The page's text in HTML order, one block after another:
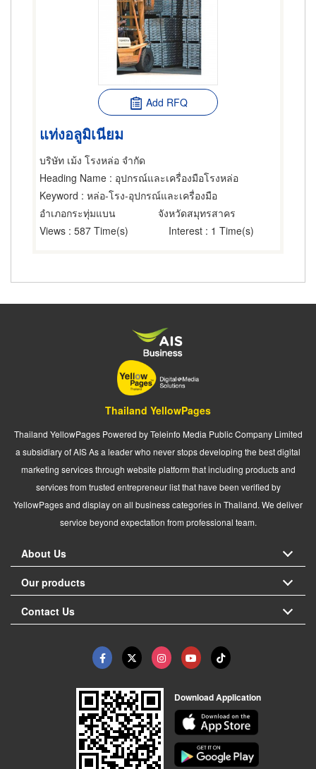
Add RFQ
แท่งอลูมิเนียม
บริษัท เม้ง โรงหล่อ จำกัด
Heading Name : อุปกรณ์และเครื่องมือโรงหล่อ
Keyword : หล่อ-โรง-อุปกรณ์และเครื่องมือ
อำเภอกระทุ่มแบน
จังหวัดสมุทรสาคร
Views : 587 Time(s) Interest : 1 Time(s)
Thailand YellowPages
Thailand YellowPages Powered by Teleinfo Media Public Company Limited
a subsidiary of AIS As a leader who never stops developing the best digital
marketing services through website platform that including products and
services from trusted entrepreneur list that have been verified by
YellowPages and display on all business categories in Thailand. We deliver
service beyond expectation from professional team.
About Us
Our products
Contact Us
Download Application